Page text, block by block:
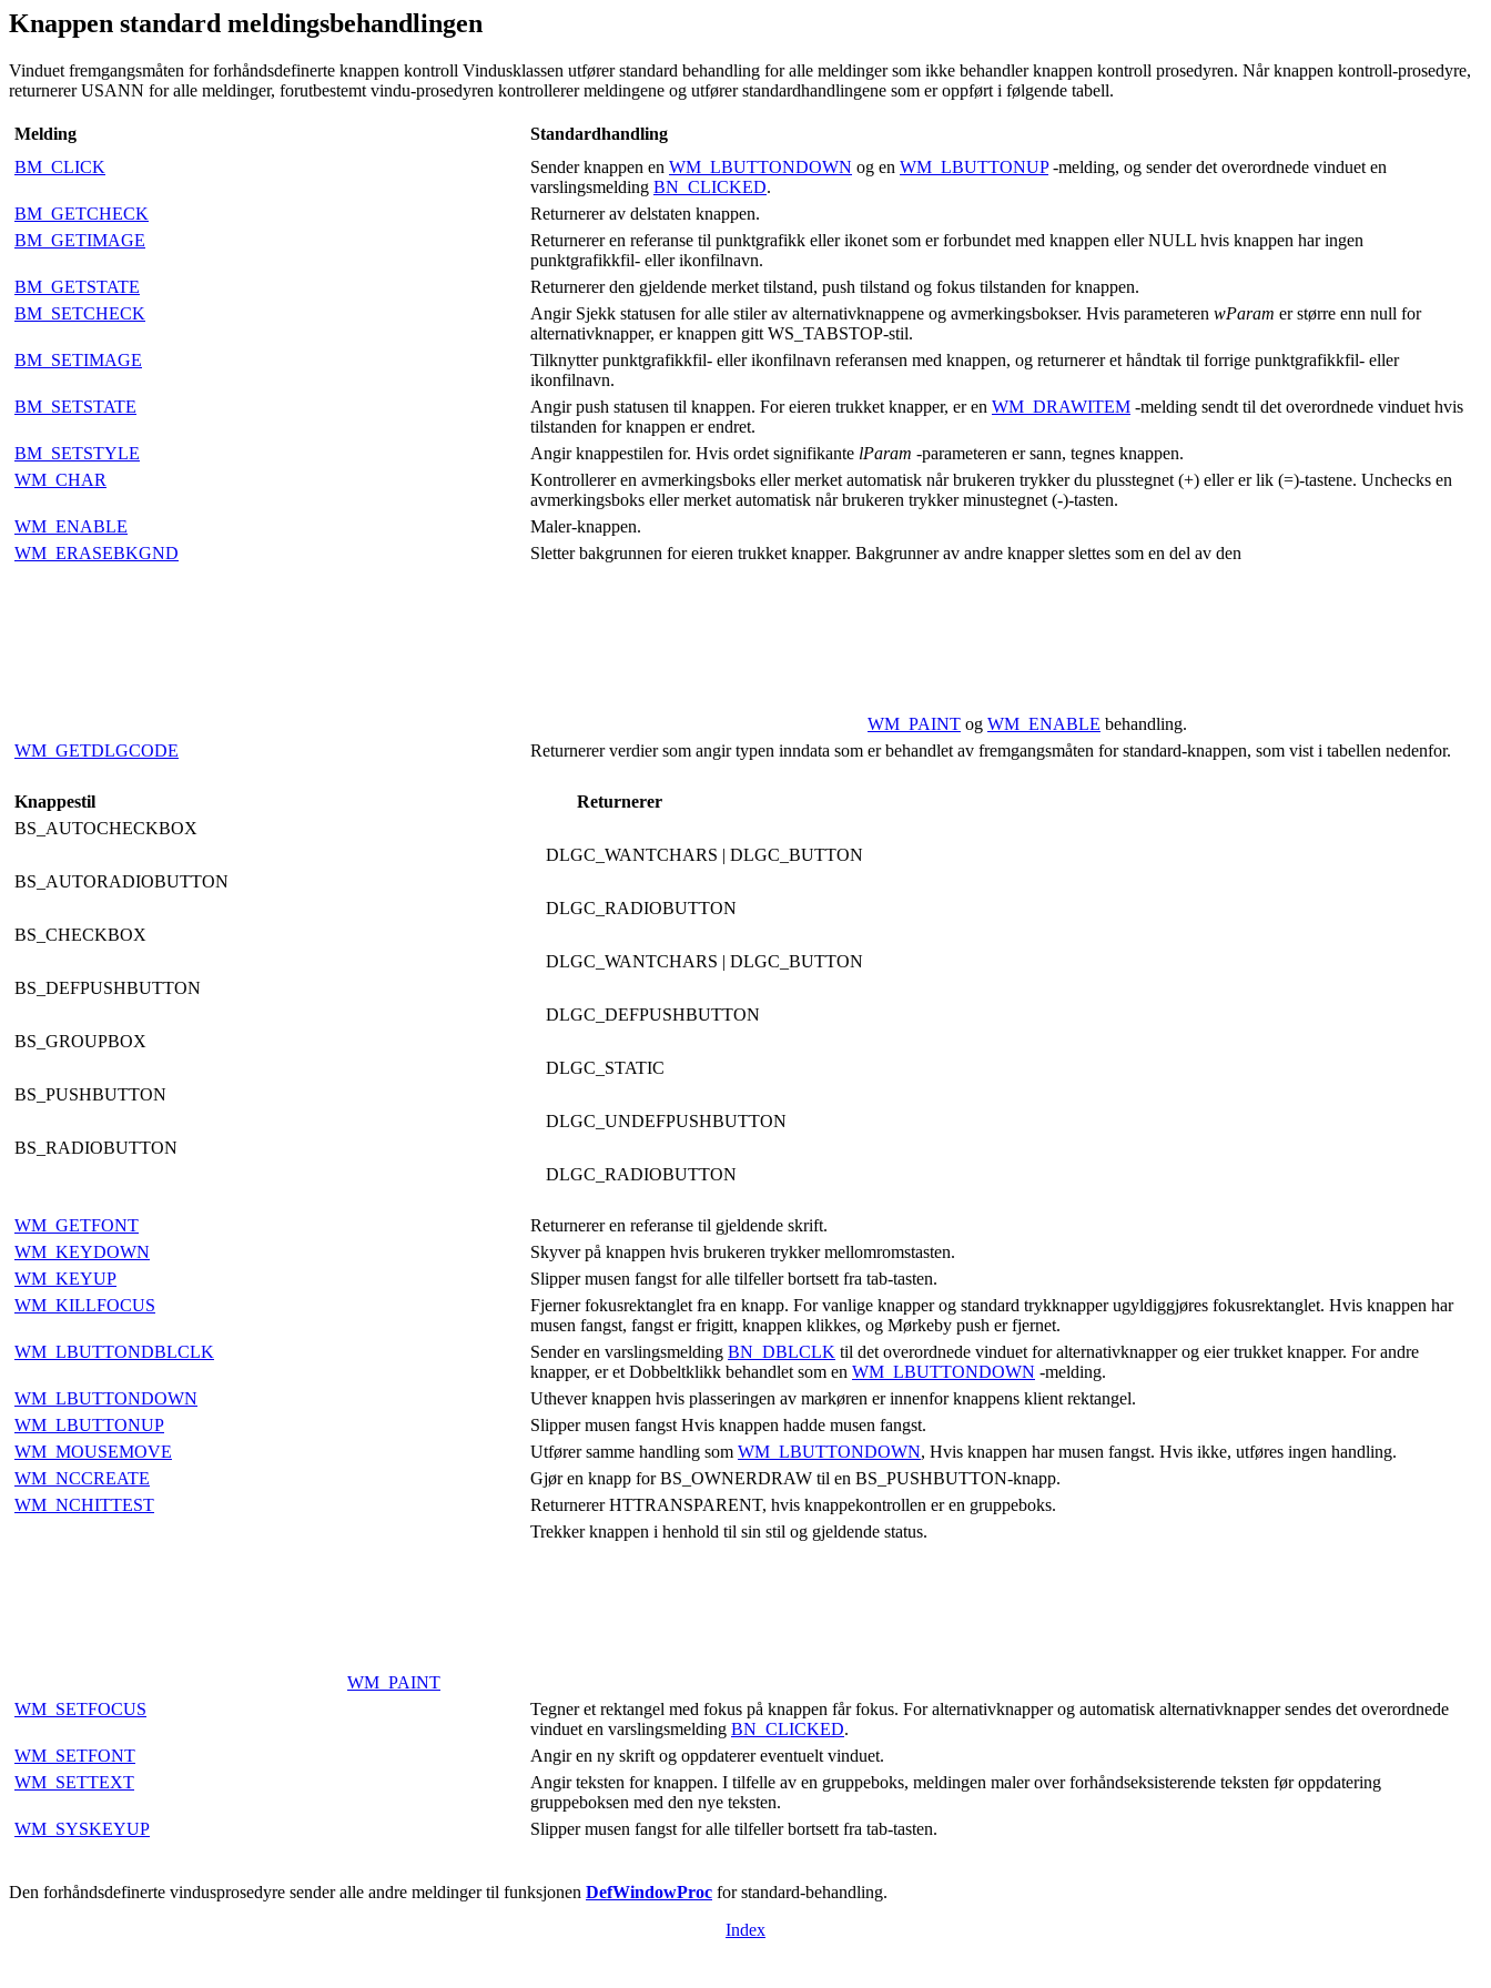
Knappen standard meldingsbehandlingen
Vinduet fremgangsmåten for forhåndsdefinerte knappen kontroll Vindusklassen utfører standard behandling for alle meldinger som ikke behandler knappen kontroll prosedyren. Når knappen kontroll-prosedyre,
returnerer USANN for alle meldinger, forutbestemt vindu-prosedyren kontrollerer meldingene og utfører standardhandlingene som er oppført i følgende tabell.
Melding
Standardhandling
BM_CLICK
Sender knappen en WM_LBUTTONDOWN og en WM_LBUTTONUP-melding, og sender det overordnede vinduet en
varslingsmelding BN_CLICKED.
BM_GETCHECK
Returnerer av delstaten knappen.
BM_GETIMAGE
Returnerer en referanse til punktgrafikk eller ikonet som er forbundet med knappen eller NULL hvis knappen har ingen
punktgrafikkfil- eller ikonfilnavn.
BM_GETSTATE
Returnerer den gjeldende merket tilstand, push tilstand og fokus tilstanden for knappen.
BM_SETCHECK
Angir Sjekk statusen for alle stiler av alternativknappene og avmerkingsbokser. Hvis parameteren wParam er større enn null for
alternativknapper, er knappen gitt WS_TABSTOP-stil.
BM_SETIMAGE
Tilknytter punktgrafikkfil- eller ikonfilnavn referansen med knappen, og returnerer et håndtak til forrige punktgrafikkfil- eller
ikonfilnavn.
BM_SETSTATE
Angir push statusen til knappen. For eieren trukket knapper, er en WM_DRAWITEM -melding sendt til det overordnede vinduet hvis
tilstanden for knappen er endret.
BM_SETSTYLE
Angir knappestilen for. Hvis ordet signifikante lParam -parameteren er sann, tegnes knappen.
WM_CHAR
Kontrollerer en avmerkingsboks eller merket automatisk når brukeren trykker du plusstegnet (+) eller er lik (=)-tastene. Unchecks en
avmerkingsboks eller merket automatisk når brukeren trykker minustegnet (-)-tasten.
WM_ENABLE
Maler-knappen.
WM_ERASEBKGND
Sletter bakgrunnen for eieren trukket knapper. Bakgrunner av andre knapper slettes som en del av den
WM_PAINT og WM_ENABLE behandling.
WM_GETDLGCODE
Returnerer verdier som angir typen inndata som er behandlet av fremgangsmåten for standard-knappen, som vist i tabellen nedenfor.
Knappestil
Returnerer
BS_AUTOCHECKBOX
DLGC_WANTCHARS | DLGC_BUTTON
BS_AUTORADIOBUTTON
DLGC_RADIOBUTTON
BS_CHECKBOX
DLGC_WANTCHARS | DLGC_BUTTON
BS_DEFPUSHBUTTON
DLGC_DEFPUSHBUTTON
BS_GROUPBOX
DLGC_STATIC
BS_PUSHBUTTON
DLGC_UNDEFPUSHBUTTON
BS_RADIOBUTTON
DLGC_RADIOBUTTON
WM_GETFONT
Returnerer en referanse til gjeldende skrift.
WM_KEYDOWN
Skyver på knappen hvis brukeren trykker mellomromstasten.
WM_KEYUP
Slipper musen fangst for alle tilfeller bortsett fra tab-tasten.
WM_KILLFOCUS
Fjerner fokusrektanglet fra en knapp. For vanlige knapper og standard trykknapper ugyldiggjøres fokusrektanglet. Hvis knappen har
musen fangst, fangst er frigitt, knappen klikkes, og Mørkeby push er fjernet.
WM_LBUTTONDBLCLK
Sender en varslingsmelding BN_DBLCLK til det overordnede vinduet for alternativknapper og eier trukket knapper. For andre
knapper, er et Dobbeltklikk behandlet som en WM_LBUTTONDOWN -melding.
WM_LBUTTONDOWN
Uthever knappen hvis plasseringen av markøren er innenfor knappens klient rektangel.
WM_LBUTTONUP
Slipper musen fangst Hvis knappen hadde musen fangst.
WM_MOUSEMOVE
Utfører samme handling som WM_LBUTTONDOWN, Hvis knappen har musen fangst. Hvis ikke, utføres ingen handling.
WM_NCCREATE
Gjør en knapp for BS_OWNERDRAW til en BS_PUSHBUTTON-knapp.
WM_NCHITTEST
Returnerer HTTRANSPARENT, hvis knappekontrollen er en gruppeboks.
WM_PAINT
Trekker knappen i henhold til sin stil og gjeldende status.
WM_SETFOCUS
Tegner et rektangel med fokus på knappen får fokus. For alternativknapper og automatisk alternativknapper sendes det overordnede
vinduet en varslingsmelding BN_CLICKED.
WM_SETFONT
Angir en ny skrift og oppdaterer eventuelt vinduet.
WM_SETTEXT
Angir teksten for knappen. I tilfelle av en gruppeboks, meldingen maler over forhåndseksisterende teksten før oppdatering
gruppeboksen med den nye teksten.
WM_SYSKEYUP
Slipper musen fangst for alle tilfeller bortsett fra tab-tasten.
Den forhåndsdefinerte vindusprosedyre sender alle andre meldinger til funksjonen DefWindowProc for standard-behandling.
Index